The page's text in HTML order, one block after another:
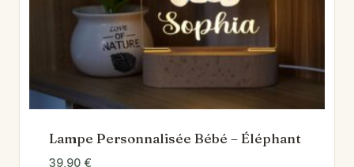
Lampe Personnalisée Bébé – Éléphant
39,90 €